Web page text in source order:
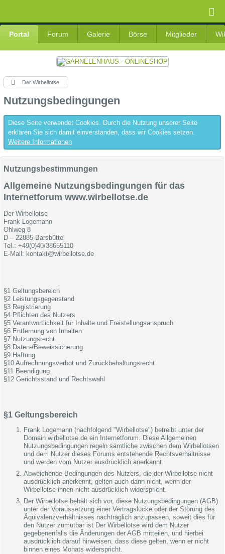
Portal Forum Galerie Börse Mitglieder
Der Wirbellotse!
Nutzungsbedingungen
Diese Seite verwendet Cookies. Durch die Nutzung unserer Seite
erklären Sie sich damit einverstanden, dass wir Cookies setzen.
Weitere Informationen
Nutzungsbestimmungen
Allgemeine Nutzungsbedingungen für das
Internetforum www.wirbellotse.de
Der Wirbellotse
Frank Logemann
Ohlweg 8
D – 22885 Barsbüttel
Tel.: +49(0)40/38655110
E-Mail: kontakt@wirbellotse.de
§1 Geltungsbereich
§2 Leistungsgegenstand
§3 Registrierung
§4 Pflichten des Nutzers
§5 Verantwortlichkeit für Inhalte und Freistellungsanspruch
§6 Entfernung von Inhalten
§7 Nutzungsrecht
§8 Daten-/Beweissicherung
§9 Haftung
§10 Aufrechnungsverbot und Zurückbehaltungsrecht
§11 Beendigung
§12 Gerichtsstand und Rechtswahl
§1 Geltungsbereich
Frank Logemann (nachfolgend "Wirbellotse") betreibt unter der
Domain wirbellotse.de ein Internetforum. Diese Allgemeinen
Nutzungsbedingungen regeln sämtliche zwischen dem Wirbellotsen
und dem Nutzer dieses Forums entstehende Rechtsverhältnisse
und werden vom Nutzer ausdrücklich anerkannt.
Abweichende Bedingungen des Nutzers, die der Wirbellotse nicht
ausdrücklich anerkennt, gelten auch dann nicht, wenn der
Wirbellotse ihnen nicht ausdrücklich widerspricht.
Der Wirbellotse behält sich vor, diese Nutzungsbedingungen (AGB)
unter der Voraussetzung einer Vertragslücke oder der Störung des
Äquivalenzverhältnisses nachträglich anzupassen, soweit dies für
den Nutzer zumutbar ist Der Wirbellotse wird dem Nutzer
gegebenenfalls die Änderungen der AGB mitteilen, und hierbei
ausdrücklich darauf hinweisen, dass diese gelten, wenn er nicht
binnen eines Monats widerspricht.